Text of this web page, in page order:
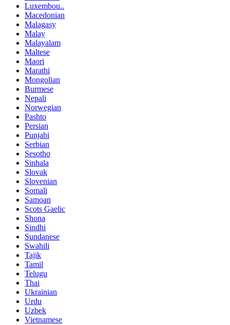
Luxembou..
Macedonian
Malagasy
Malay
Malayalam
Maltese
Maori
Marathi
Mongolian
Burmese
Nepali
Norwegian
Pashto
Persian
Punjabi
Serbian
Sesotho
Sinhala
Slovak
Slovenian
Somali
Samoan
Scots Gaelic
Shona
Sindhi
Sundanese
Swahili
Tajik
Tamil
Telugu
Thai
Ukrainian
Urdu
Uzbek
Vietnamese